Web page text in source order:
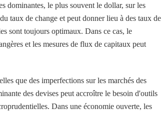
dominantes, le plus souvent le dollar, sur les
taux de change et peut donner lieu à des taux de
sont toujours optimaux. Dans ce cas, le
et les mesures de flux de capitaux peut
que des imperfections sur les marchés des
des devises peut accroître le besoin d'outils
Dans une économie ouverte, les